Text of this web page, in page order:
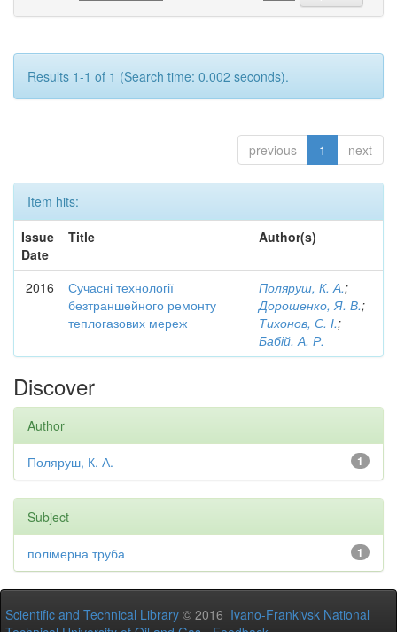
Results 1-1 of 1 (Search time: 0.002 seconds).
previous 1 next
Item hits:
Issue
Date
Title Author(s)
2016
Сучасні технології
безтраншейного ремонту
теплогазових мереж
Поляруш, К. А.;
Дорошенко, Я. В.;
Тихонов, С. І.;
Бабій, А. Р.
Discover
Author
1
Поляруш, К. А.
Subject
1
полімерна труба
Scientific and Technical Library © 2016 Ivano-Frankivsk National